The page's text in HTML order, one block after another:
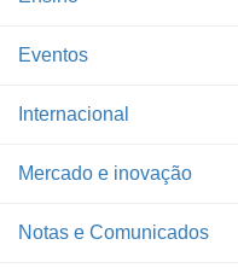
Eventos
Internacional
Mercado e inovação
Notas e Comunicados